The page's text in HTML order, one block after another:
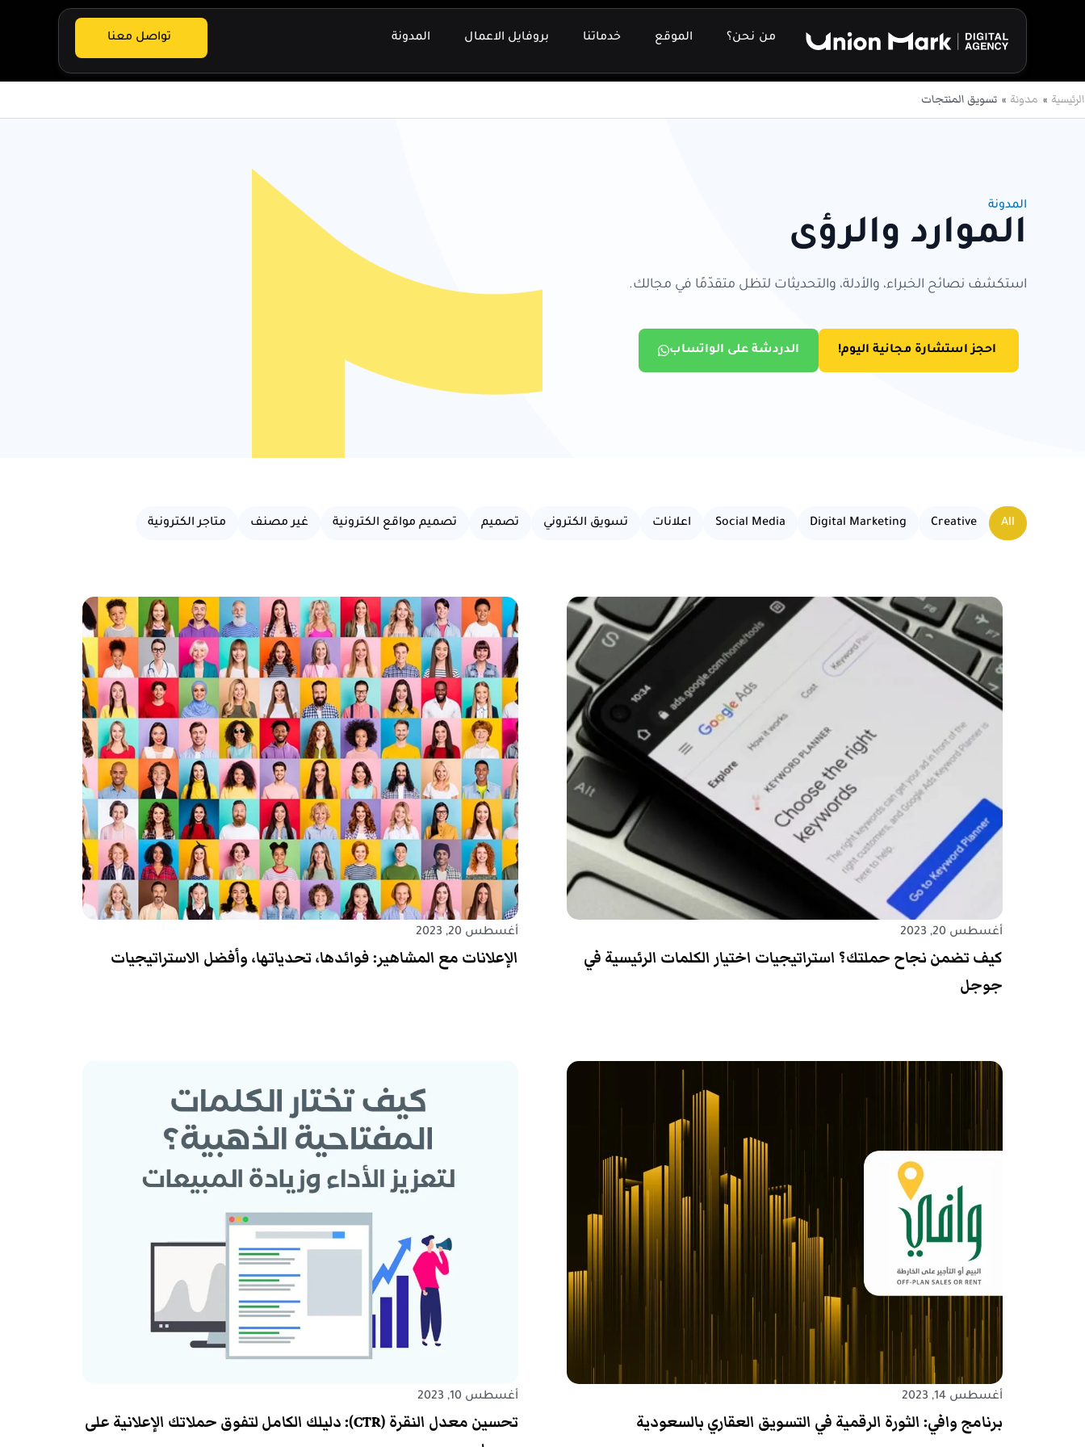
من نحن؟ الموقع خدماتنا بروفايل الاعمال المدونة تواصل معنا
الرئيسية مدونة تسويق المنتجات
المدونة
الموارد والرؤى
استكشف نصائح الخبراء، والأدلة، والتحديثات لتظل متقدّمًا في مجالك.
احجز استشارة مجانية اليوم! الدردشة على الواتساب
Creative
Digital Marketing
Social Media اعلانات تسويق الكتروني تصميم تصميم مواقع الكترونية غير مصنف متاجر الكترونية All
أغسطس 20, 2023
كيف تضمن نجاح حملتك؟ استراتيجيات اختيار الكلمات الرئيسية في
جوجل
أغسطس 20, 2023
الإعلانات مع المشاهير: فوائدها، تحدياتها، وأفضل الاستراتيجيات
أغسطس 14, 2023
برنامج وافي: الثورة الرقمية في التسويق العقاري بالسعودية
أغسطس 10, 2023
تحسين معدل النقرة (CTR): دليلك الكامل لتفوق حملاتك الإعلانية على